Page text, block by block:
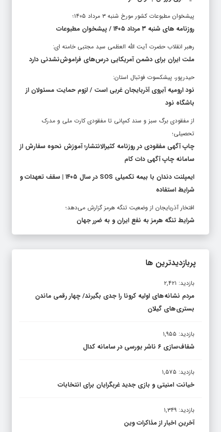
پیشخوان مطبوعات کشور مورخ شنبه ۳ مرداد ۱۴۰۵؛
روزنامه های شنبه ۳ مرداد ۱۴۰۵ / پیشخوان مطبوعات
رهبر انقلاب حضرت آیت الله العظمی سید مجتبی خامنه ای:
ملت ایران برای دشمن آمریکایی درس‌های فراموش‌نشدنی دارد
حیدرپور، پیشکسوت فوتبال استان:
نود ارومیه آبروی آذربایجان غربی است / لزوم حمایت مسئولان از
باشگاه نود
از مفقودی برگ سبز و سند کمپانی تا مفقودی کارت ملی و مدرک
تحصیلی؛
چاپ آگهی مفقودی در روزنامه کثیرالانتشار؛ آموزش نحوه سفارش از
سامانه چاپ آگهی دات کام
ایمپلنت دندان با بیمه تکمیلی SOS در سال ۱۴۰۵ | سقف تعهدات و
شرایط استفاده
افتخار آذربایجان از وضعیت تنگه هرمز گزارش می‌دهد؛
شرایط تنگه هرمز به نفع ایران و به ضرر جهان
پربازدیدترین ها
بازدید: ۲,۴۲۱
مردم نشانه های اولیه کرونا را جدی بگیرند/ چهار رقمی ماندن
بستری های گیلان
بازدید: ۱,۹۵۵
شفاف‌سازی ۶ ناشر بورسی در سامانه کدال
بازدید: ۱,۵۷۵
خیانت امنیتی و بازی جدید غربگرایان برای انتخابات
بازدید: ۱,۳۴۹
آخرین اخبار از مذاکرات وین